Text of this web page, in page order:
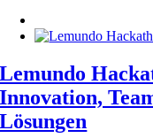
Lemundo
Innovation,
Lösungen